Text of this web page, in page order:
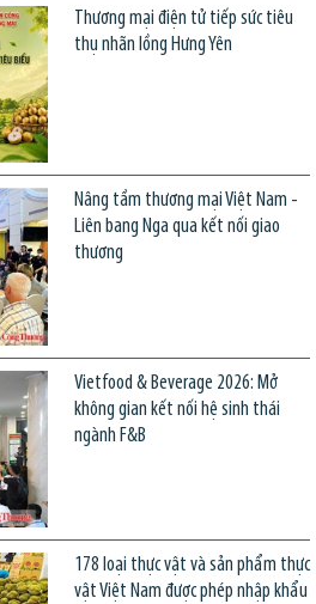
Thương mại điện tử tiếp sức tiêu
thụ nhãn lồng Hưng Yên
Nâng tầm thương mại Việt Nam -
Liên bang Nga qua kết nối giao
thương
Vietfood & Beverage 2026: Mở
không gian kết nối hệ sinh thái
ngành F&B
178 loại thực vật và sản phẩm thực
vật Việt Nam được phép nhập khẩu